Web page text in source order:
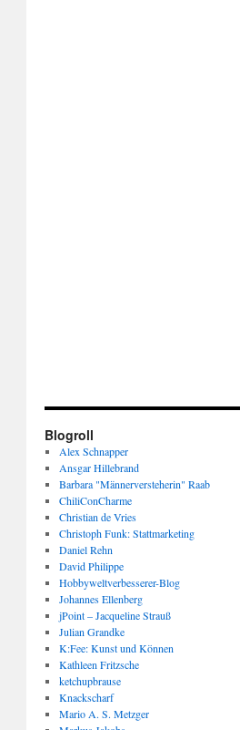
Blogroll
Alex Schnapper
Ansgar Hillebrand
Barbara "Männerversteherin" Raab
ChiliConCharme
Christian de Vries
Christoph Funk: Stattmarketing
Daniel Rehn
David Philippe
Hobbyweltverbesserer-Blog
Johannes Ellenberg
jPoint – Jacqueline Strauß
Julian Grandke
K:Fee: Kunst und Können
Kathleen Fritzsche
ketchupbrause
Knackscharf
Mario A. S. Metzger